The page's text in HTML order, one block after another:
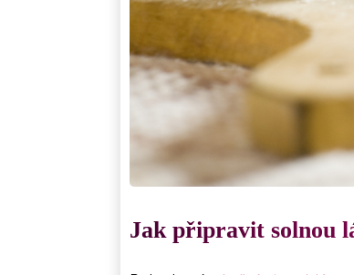
Jak připravit solnou